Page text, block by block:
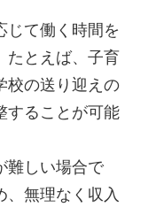
じて働く時間を
たとえば、子育
校の送り迎えの
することが可能
難しい場合で
、無理なく収入